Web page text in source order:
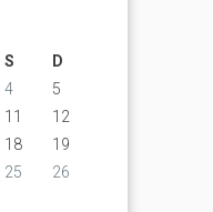
S
D
4
5
11
12
18
19
25
26